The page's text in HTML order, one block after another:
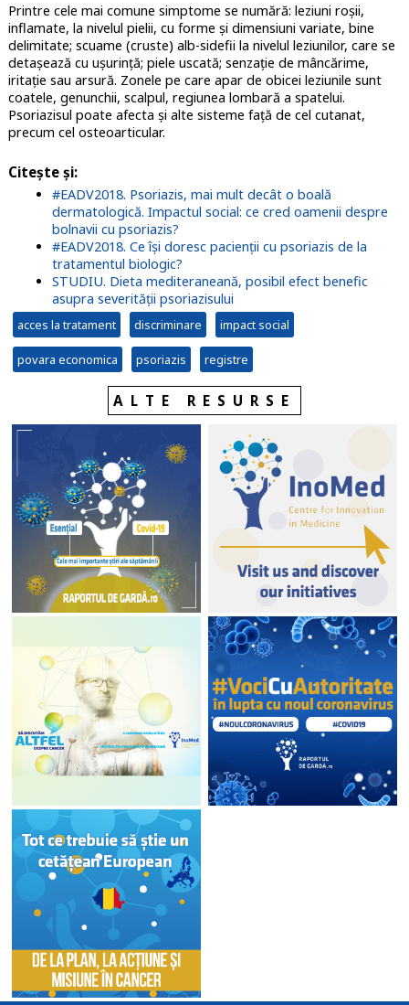
Printre cele mai comune simptome se numără: leziuni roşii,
inflamate, la nivelul pielii, cu forme şi dimensiuni variate, bine
delimitate; scuame (cruste) alb-sidefii la nivelul leziunilor, care se
detaşează cu uşurinţă; piele uscată; senzaţie de mâncărime,
iritaţie sau arsură. Zonele pe care apar de obicei leziunile sunt
coatele, genunchii, scalpul, regiunea lombară a spatelui.
Psoriazisul poate afecta și alte sisteme față de cel cutanat,
precum cel osteoarticular.
Citește și:
#EADV2018. Psoriazis, mai mult decât o boală
dermatologică. Impactul social: ce cred oamenii despre
bolnavii cu psoriazis?
#EADV2018. Ce își doresc pacienții cu psoriazis de la
tratamentul biologic?
STUDIU. Dieta mediteraneană, posibil efect benefic
asupra severității psoriazisului
acces la tratament discriminare impact social
povara economica psoriazis registre
ALTE RESURSE